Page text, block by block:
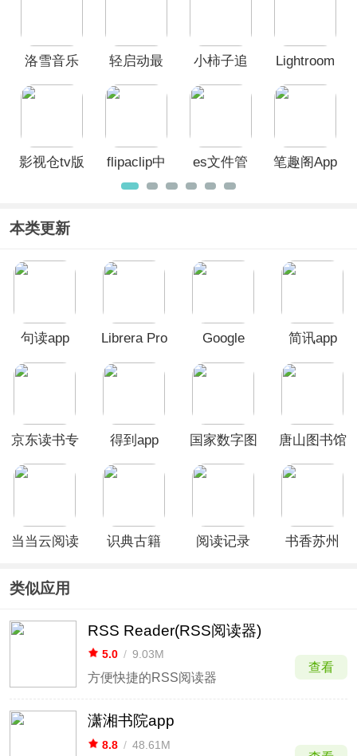
洛雪音乐
官方版
轻启动最
小柿子追
Lightroom
版安卓版
影视仓tv版
flipaclip中
文版
es文件管
理器专业
笔趣阁App
本类更新
句读app
Librera Pro
Google
简讯app
京东读书专
得到app
国家数字图
唐山图书馆
当当云阅读
识典古籍
阅读记录
书香苏州
类似应用
RSS Reader(RSS阅读器)
5.0 / 9.03M
方便快捷的RSS阅读器
查看
潇湘书院app
8.8 / 48.61M